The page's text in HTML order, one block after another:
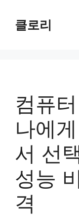
클로리
컴퓨
나에
서 선
성능
격